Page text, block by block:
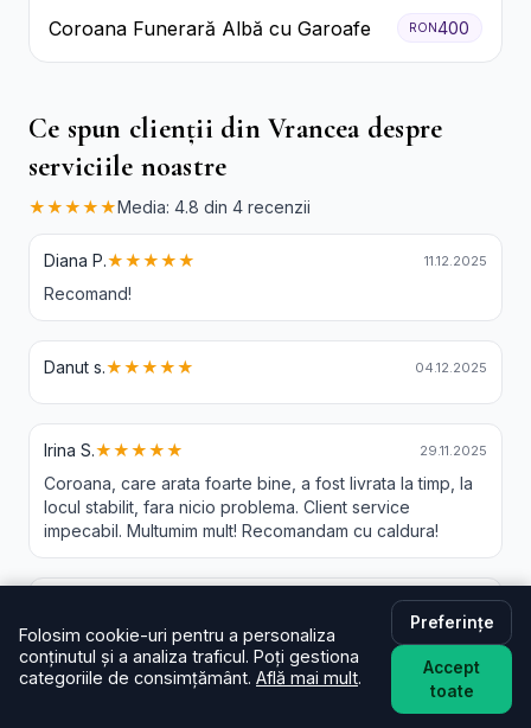
Coroana Funerară Albă cu Garoafe RON 400
Ce spun clienții din Vrancea despre
serviciile noastre
★★★★★Media: 4.8 din 4 recenzii
Diana P.★★★★★ 11.12.2025
Recomand!
Danut s.★★★★★ 04.12.2025
Irina S.★★★★★ 29.11.2025
Coroana, care arata foarte bine, a fost livrata la timp, la
locul stabilit, fara nicio problema. Client service
impecabil. Multumim mult! Recomandam cu caldura!
25.11.2025
Folosim cookie-uri pentru a personaliza
conținutul și a analiza traficul. Poți gestiona
categoriile de consimțământ. Află mai mult.
Preferințe
Accept
toate